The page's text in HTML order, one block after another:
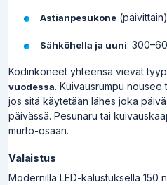
Astianpesukone
Sähköhella ja uuni:
Kodinkoneet yhteensä vievät
vuodessa. Kuivausrumpu nousee
jos sitä käytetään lähes joka
päivässä. Pesunaru tai
murto-osaan.
Valaistus
Modernilla LED-kalustuksella 150